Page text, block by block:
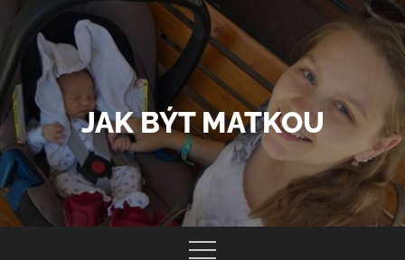
content
JAK BÝT MATKOU